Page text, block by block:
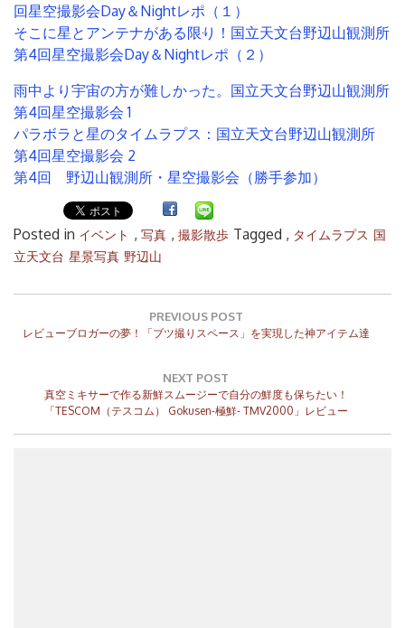
検
索:
回星空撮影会Day＆Nightレポ（１）
そこに星とアンテナがある限り！国立天文台野辺山観測所
第4回星空撮影会Day＆Nightレポ（２）
雨中より宇宙の方が難しかった。国立天文台野辺山観測所
第4回星空撮影会 1
パラボラと星のタイムラプス：国立天文台野辺山観測所
第4回星空撮影会 2
第4回 野辺山観測所・星空撮影会（勝手参加）
Posted in イベント , 写真 , 撮影散歩 Tagged , タイムラプス 国
立天文台 星景写真 野辺山
ナ
ン
PREVIOUS POST
Previous
レビューブロガーの夢！「ブツ撮りスペース」を実現した神アイテム達
NEXT POST
Next
Post:
真空ミキサーで作る新鮮スムージーで自分の鮮度も保ちたい！
「TESCOM（テスコム） Gokusen-極鮮- TMV2000」レビュー